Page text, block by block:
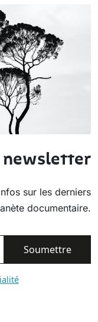
newsletter
sur les derniers
documentaire.